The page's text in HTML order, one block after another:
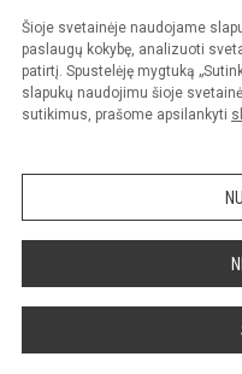
Šioje svetainėje naudojame
paslaugų kokybę, analizuoti
patirtį. Spustelėję mygtuką
slapukų naudojimu šioje
sutikimus, prašome apsilankyti
© 2021. Vilniaus Žygimanto
Kopijuoti turinį be raštiško
Versija